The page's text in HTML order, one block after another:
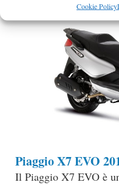
Cookie Policy
Piaggio X7 EVO
Il Piaggio X7 EVO è